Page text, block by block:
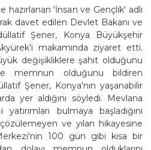
hazırlanan 'İnsan ve Gençlik' adlı
davet edilen Devlet Bakanı ve
Şener, Konya Büyükşehir
makamında ziyaret etti.
değişikliklere şahit olduğunu
memnun olduğunu bildiren
Şener, Konya'nın yaşanabilir
yer aldığını söyledi. Mevlana
bulmaya başladığını
ve yılan hikayesine
100 gün gibi kısa bir